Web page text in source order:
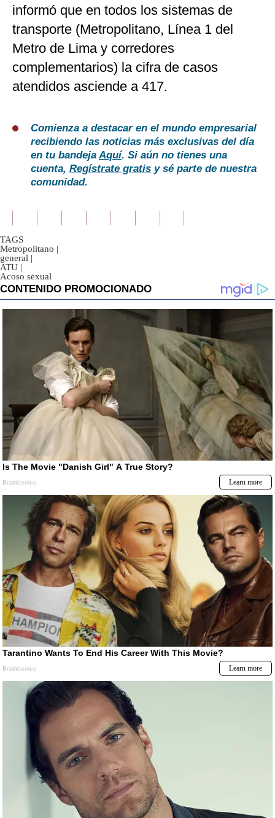
informó que en todos los sistemas de
transporte (Metropolitano, Línea 1 del
Metro de Lima y corredores
complementarios) la cifra de casos
atendidos asciende a 417.
Comienza a destacar en el mundo empresarial
recibiendo las noticias más exclusivas del día
en tu bandejaAquí. Si aún no tienes una
cuenta, Regístrate gratis y sé parte de nuestra
comunidad.
TAGS
Metropolitano |
general |
ATU |
Acoso sexual